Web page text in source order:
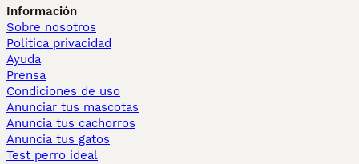
Información
Sobre nosotros
Politica privacidad
Ayuda
Prensa
Condiciones de uso
Anunciar tus mascotas
Anuncia tus cachorros
Anuncia tus gatos
Test perro ideal